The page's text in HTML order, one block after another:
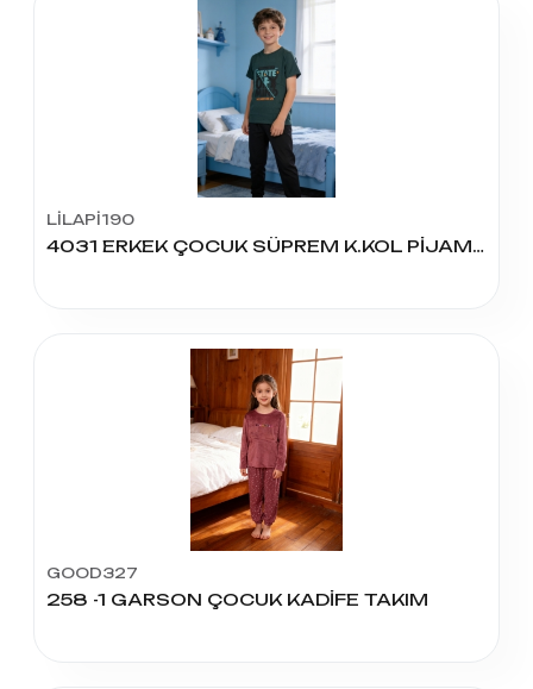
LİLAPİ190
4031 ERKEK ÇOCUK SÜPREM K.KOL PİJAMA TAKIM
GOOD327
258 -1 GARSON ÇOCUK KADİFE TAKIM